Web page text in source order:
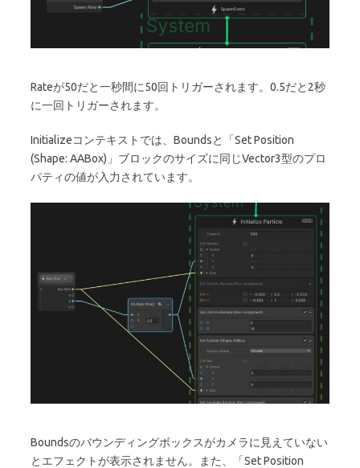
Rateが50だと一秒間に50回トリガーされます。0.5だと2秒
に一回トリガーされます。
Initializeコンテキストでは、Boundsと「Set Position
(Shape: AABox)」ブロックのサイズに同じVector3型のプロ
パティの値が入力されています。
Boundsのバウンディングボックスがカメラに見えていない
とエフェクトが表示されません。また、「Set Position